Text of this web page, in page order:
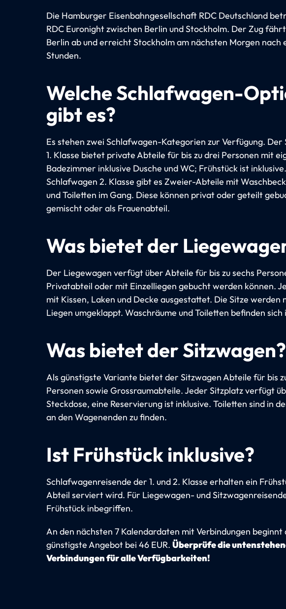
Die Hamburger Eisenbahngesellschaft RDC Deutschland
RDC Euronight zwischen Berlin und Stockholm. Der Zug
Berlin ab und erreicht Stockholm am nächsten Morgen nach
Stunden.
Welche Schlafwagen-
gibt es?
Es stehen zwei Schlafwagen-Kategorien zur Verfügung. Der
1. Klasse bietet private Abteile für bis zu drei Personen mit
Badezimmer inklusive Dusche und WC; Frühstück ist
Schlafwagen 2. Klasse gibt es Zweier-Abteile mit
und Toiletten im Gang. Diese können privat oder geteilt
gemischt oder als Frauenabteil.
Was bietet der
Der Liegewagen verfügt über Abteile für bis zu sechs
Privatabteil oder mit Einzelliegen gebucht werden können.
mit Kissen, Laken und Decke ausgestattet. Die Sitze werden
Liegen umgeklappt. Waschräume und Toiletten befinden sich
Was bietet der Sitzwagen?
Als günstigste Variante bietet der Sitzwagen Abteile für bis
Personen sowie Grossraumabteile. Jeder Sitzplatz verfügt
Steckdose, eine Reservierung ist inklusive. Toiletten sind in
an den Wagenenden zu finden.
Ist Frühstück inklusive?
Schlafwagenreisende der 1. und 2. Klasse erhalten ein
Abteil serviert wird. Für Liegewagen- und
Frühstück inbegriffen.
An den nächsten 7 Kalendardaten mit Verbindungen beginnt
günstigste Angebot bei 46 EUR. Überprüfe die
Verbindungen für alle Verfügbarkeiten!